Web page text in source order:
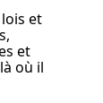
et
et
où il